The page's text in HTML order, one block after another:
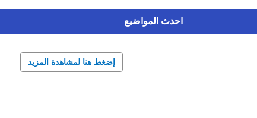
احدث المواضيع
إضغط هنا لمشاهدة المزيد